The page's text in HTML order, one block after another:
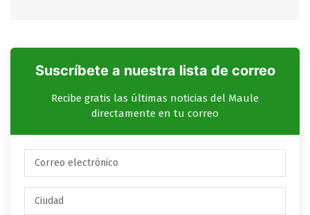
Suscríbete a nuestra lista de correo
Recibe gratis las últimas noticias del Maule
directamente en tu correo